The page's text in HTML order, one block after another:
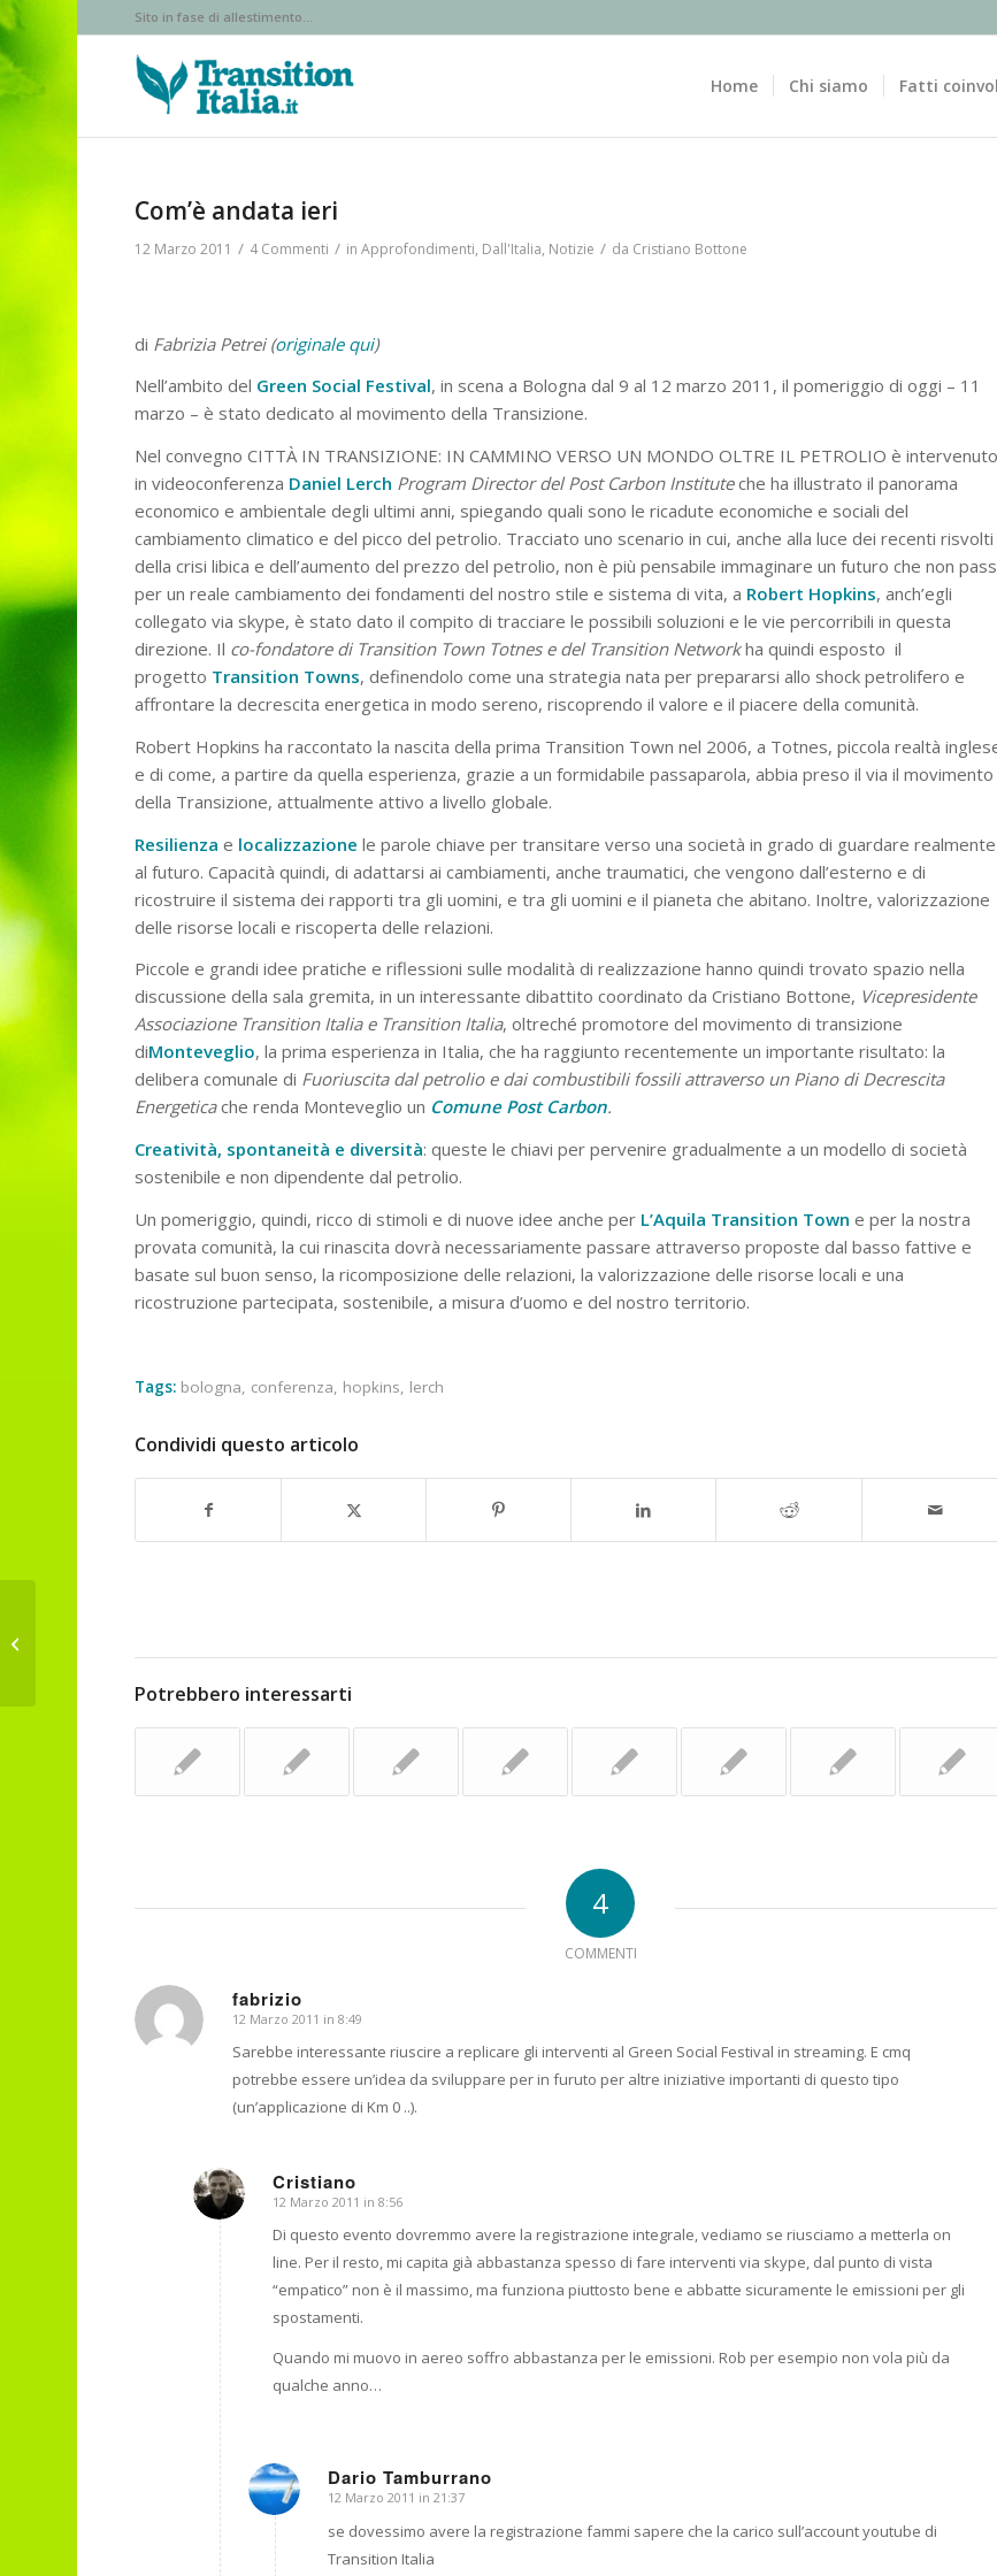
Sito in fase di allestimento...
Home Chi siamo Fatti
Com’è andata ieri
12 Marzo 2011 / 4 Commenti / inApprofondimenti, Dall'Italia, Notizie / da Cristiano Bottone
di Fabrizia Petrei (originale qui)
Nell’ambito del Green Social Festival, in scena a Bologna dal 9 al 12 marzo 2011, il pomeriggio di oggi – 11
marzo – è stato dedicato al movimento della Transizione.
Nel convegno CITTÀ IN TRANSIZIONE: IN CAMMINO VERSO UN MONDO OLTRE IL PETROLIO è intervenuto
in videoconferenza Daniel Lerch Program Director del Post Carbon Instituteche ha illustrato il panorama
economico e ambientale degli ultimi anni, spiegando quali sono le ricadute economiche e sociali del
cambiamento climatico e del picco del petrolio. Tracciato uno scenario in cui, anche alla luce dei recenti risvolti
della crisi libica e dell’aumento del prezzo del petrolio, non è più pensabile immaginare un futuro che non
per un reale cambiamento dei fondamenti del nostro stile e sistema di vita, a Robert Hopkins, anch’egli
collegato via skype, è stato dato il compito di tracciare le possibili soluzioni e le vie percorribili in questa
direzione. Il co-fondatore di Transition Town Totnes e del Transition Network ha quindi esposto il
progetto Transition Towns, definendolo come una strategia nata per prepararsi allo shock petrolifero e
affrontare la decrescita energetica in modo sereno, riscoprendo il valore e il piacere della comunità.
Robert Hopkins ha raccontato la nascita della prima Transition Town nel 2006, a Totnes, piccola realtà
e di come, a partire da quella esperienza, grazie a un formidabile passaparola, abbia preso il via il movimento
della Transizione, attualmente attivo a livello globale.
Resilienza e localizzazione le parole chiave per transitare verso una società in grado di guardare realmente
al futuro. Capacità quindi, di adattarsi ai cambiamenti, anche traumatici, che vengono dall’esterno e di
ricostruire il sistema dei rapporti tra gli uomini, e tra gli uomini e il pianeta che abitano. Inoltre, valorizzazione
delle risorse locali e riscoperta delle relazioni.
Piccole e grandi idee pratiche e riflessioni sulle modalità di realizzazione hanno quindi trovato spazio nella
discussione della sala gremita, in un interessante dibattito coordinato da Cristiano Bottone, Vicepresidente
Associazione Transition Italia e Transition Italia, oltreché promotore del movimento di transizione
diMonteveglio, la prima esperienza in Italia, che ha raggiunto recentemente un importante risultato: la
delibera comunale di Fuoriuscita dal petrolio e dai combustibili fossili attraverso un Piano di Decrescita
Energeticache renda Monteveglio un Comune Post Carbon.
Creatività, spontaneità e diversità: queste le chiavi per pervenire gradualmente a un modello di società
sostenibile e non dipendente dal petrolio.
Un pomeriggio, quindi, ricco di stimoli e di nuove idee anche per L’Aquila Transition Town e per la nostra
provata comunità, la cui rinascita dovrà necessariamente passare attraverso proposte dal basso fattive e
basate sul buon senso, la ricomposizione delle relazioni, la valorizzazione delle risorse locali e una
ricostruzione partecipata, sostenibile, a misura d’uomo e del nostro territorio.
Tags: bologna, conferenza, hopkins, lerch
Condividi questo articolo
Potrebbero interessarti
4
COMMENTI
fabrizio
dice:
12 Marzo 2011 in 8:49
Sarebbe interessante riuscire a replicare gli interventi al Green Social Festival in streaming. E cmq
potrebbe essere un’idea da sviluppare per in furuto per altre iniziative importanti di questo tipo
(un’applicazione di Km 0 ..).
Cristiano
dice:
12 Marzo 2011 in 8:56
Di questo evento dovremmo avere la registrazione integrale, vediamo se riusciamo a metterla on
line. Per il resto, mi capita già abbastanza spesso di fare interventi via skype, dal punto di vista
“empatico” non è il massimo, ma funziona piuttosto bene e abbatte sicuramente le emissioni per gli
spostamenti.
Quando mi muovo in aereo soffro abbastanza per le emissioni. Rob per esempio non vola più da
qualche anno…
Dario Tamburrano
dice:
12 Marzo 2011 in 21:37
se dovessimo avere la registrazione fammi sapere che la carico sull’account youtube di
Transition Italia